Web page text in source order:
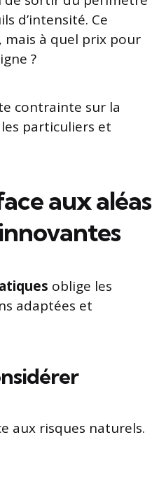
d’intensité. Ce
à quel prix pour
?
contrainte sur la
particuliers et
aux aléas
oblige les
adaptées et
aux risques naturels.